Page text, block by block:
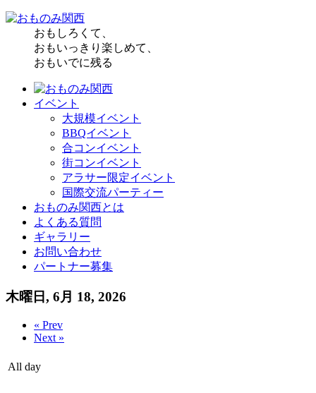
おもしろくて、
おもいっきり楽しめて、
おもいでに残る
イベント
大規模イベント
BBQイベント
合コンイベント
街コンイベント
アラサー限定イベント
国際交流パーティー
おものみ関西とは
よくある質問
ギャラリー
お問い合わせ
パートナー募集
木曜日, 6月 18, 2026
« Prev
Next »
All day